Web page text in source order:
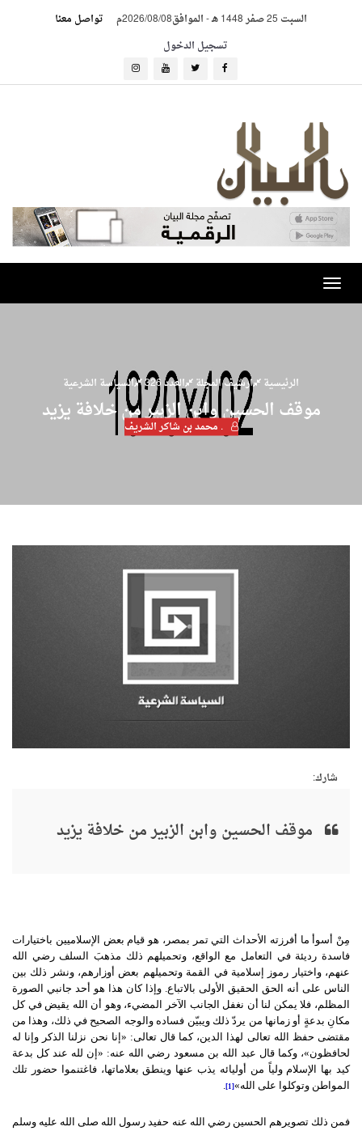
السبت 25 صفر 1448 هـ -الموافق2026/08/08م
تواصل معنا
تسجيل الدخول
Toggle
navigation
الرئيسية ارشيف المجلة العدد 326 السياسة الشرعية
موقف الحسين وابن الزبير من خلافة يزيد
. محمد بن شاكر الشريف
شارك:
موقف الحسين وابن الزبير من خلافة يزيد
مِنْ أسوأ ما أفرزته الأحداث التي تمر بمصر، هو قيام بعض الإسلاميين باختيارات
فاسدة رديئة في التعامل مع الواقع، وتحميلهم ذلك مذهبَ السلف رضي الله
عنهم، واختيار رموز إسلامية في القمة وتحميلهم بعض أوزارهم، ونشر ذلك بين
الناس على أنه الحق الحقيق الأولى بالاتباع. وإذا كان هذا هو أحد جانبي الصورة
المظلم، فلا يمكن لنا أن نغفل الجانب الآخر المضيء، وهو أن الله يقيض في كل
مكانِ بدعةٍ أو زمانها من يردّ ذلك ويبيّن فساده والوجه الصحيح في ذلك، وهذا من
مقتضى حفظ الله تعالى لهذا الدين، كما قال تعالى: «إنا نحن نزلنا الذكر وإنا له
لحافظون»، وكما قال عبد الله بن مسعود رضي الله عنه: «إن لله عند كل بدعة
كيد بها الإسلام ولياً من أوليائه يذب عنها وينطق بعلاماتها، فاغتنموا حضور تلك
المواطن وتوكلوا على الله»[1]
فمن ذلك تصويرهم الحسين رضي الله عنه حفيد رسول الله صلى الله عليه وسلم